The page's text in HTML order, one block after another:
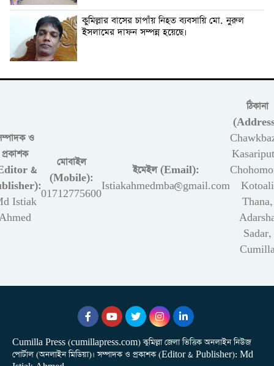
কুমিল্লার বাসের চাপাঁয় নিহত ব্যবসায়ি মো. নুরুল
ইসলামের দাফন সম্পন্ন হয়েছে।
ও
প্রকাশক
&
Istiak
মোবাইল
(Mobile):
01712775600
ইমেইল (Email):
Istiakahmedmba@gmail.com
ঠিকানা
Kotoali
Thana,
Sadar,
Cumilla Press (cumillapress.com) কুমিল্লা জেলা ভিত্তিক অনলাইন নিউজ
পোর্টাল (অনলাইন মিডিয়া)। সম্পাদক ও প্রকাশক (Editor & Publisher): Md